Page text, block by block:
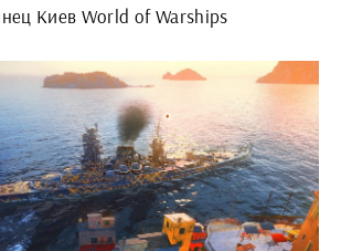
Киев World of Warships